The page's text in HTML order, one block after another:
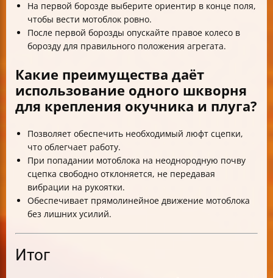
На первой борозде выберите ориентир в конце поля,
чтобы вести мотоблок ровно.
После первой борозды опускайте правое колесо в
борозду для правильного положения агрегата.
Какие преимущества даёт
использование одного шкворня
для крепления окучника и плуга?
Позволяет обеспечить необходимый люфт сцепки,
что облегчает работу.
При попадании мотоблока на неоднородную почву
сцепка свободно отклоняется, не передавая
вибрации на рукоятки.
Обеспечивает прямолинейное движение мотоблока
без лишних усилий.
Итог